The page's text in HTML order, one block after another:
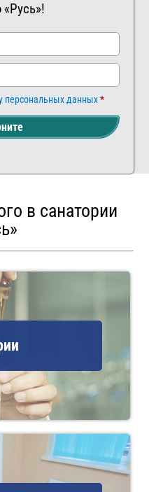
персональных данных
в санатории